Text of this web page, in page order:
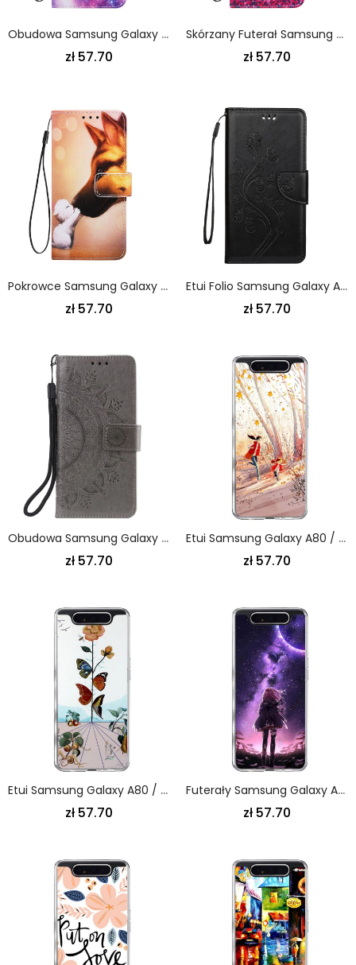
Obudowa Samsung Galaxy A80 / A90 Etui Na Telefon Galaxy Panda
zł 57.70
Skórzany Futerał Samsung Galaxy A80 / A90 Etui Na Telefon Chińska Panda Drzewna
zł 57.70
Pokrowce Samsung Galaxy A80 / A90 Przyjaciel Kota Ernesta
zł 57.70
Etui Folio Samsung Galaxy A80 / A90 Szary Czarny Zaczarowane Motyle Etui Ochronne
zł 57.70
Obudowa Samsung Galaxy A80 / A90 Jasnofioletowy Cyjan Mandala Słońca
zł 57.70
Etui Samsung Galaxy A80 / A90 Jesienny Krajobraz
zł 57.70
Etui Samsung Galaxy A80 / A90 Motyle Natury
zł 57.70
Futerały Samsung Galaxy A80 / A90 Etui Na Telefon Magiczna Pełnia Księżyca
zł 57.70